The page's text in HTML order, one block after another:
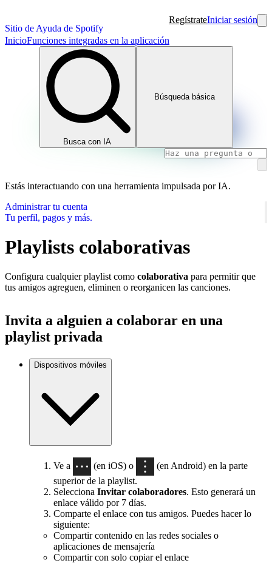
Sitio de Ayuda de Spotify
RegístrateIniciar sesión
InicioFunciones integradas en la aplicación
Busca con IA
Búsqueda básica
Estás interactuando con una herramienta impulsada por IA.
Administrar tu cuenta
Tu perfil, pagos y más.
Playlists colaborativas
Configura cualquier playlist como colaborativa para permitir que
tus amigos agreguen, eliminen o reorganicen las canciones.
Invita a alguien a colaborar en una
playlist privada
Dispositivos móviles
Ve a (en iOS) o
(en Android) en la parte
superior de la playlist.
Selecciona Invitar colaboradores. Esto generará un
enlace válido por 7 días.
Comparte el enlace con tus amigos. Puedes hacer lo
siguiente:
Compartir contenido en las redes sociales o
aplicaciones de mensajería
Compartir con solo copiar el enlace